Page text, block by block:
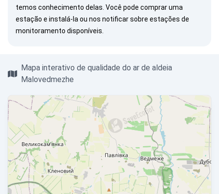
temos conhecimento delas. Você pode comprar uma
estação e instalá-la ou nos notificarsobre estações de
monitoramento disponíveis.
Mapa interativo de qualidade do ar de aldeia
Malovedmezhe